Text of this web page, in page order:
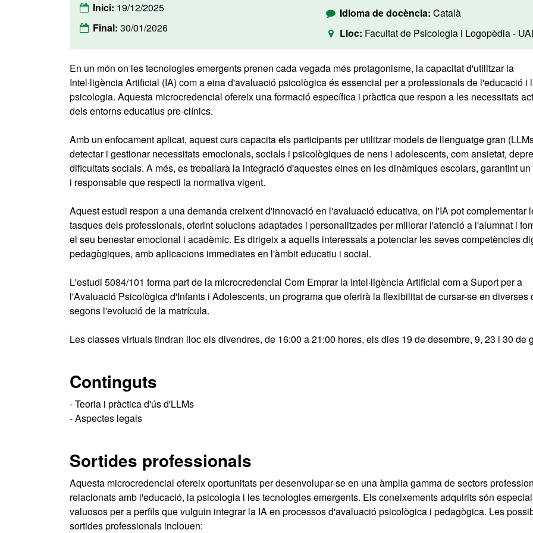
Inici: 19/12/2025
Final: 30/01/2026
Idioma de docència: Català
Lloc: Facultat de Psicologia i Logopèdia -
En un món on les tecnologies emergents prenen cada vegada més protagonisme, la capacitat d'utilitzar la
Intel·ligència Artificial (IA) com a eina d'avaluació psicològica és essencial per a professionals de l'educació i
psicologia. Aquesta microcredencial ofereix una formació específica i pràctica que respon a les necessitats
dels entorns educatius pre-clínics.
Amb un enfocament aplicat, aquest curs capacita els participants per utilitzar models de llenguatge gran
detectar i gestionar necessitats emocionals, socials i psicològiques de nens i adolescents, com ansietat,
dificultats socials. A més, es treballarà la integració d'aquestes eines en les dinàmiques escolars, garantint
i responsable que respecti la normativa vigent.
Aquest estudi respon a una demanda creixent d'innovació en l'avaluació educativa, on l'IA pot complementar
tasques dels professionals, oferint solucions adaptades i personalitzades per millorar l'atenció a l'alumnat i
el seu benestar emocional i acadèmic. Es dirigeix a aquells interessats a potenciar les seves competències
pedagògiques, amb aplicacions immediates en l'àmbit educatiu i social.
L'estudi 5084/101 forma part de la microcredencial Com Emprar la Intel·ligència Artificial com a Suport per a
l'Avaluació Psicològica d'Infants i Adolescents, un programa que oferirà la flexibilitat de cursar-se en diverses
segons l'evolució de la matrícula.
Les classes virtuals tindran lloc els divendres, de 16:00 a 21:00 hores, els dies 19 de desembre, 9, 23 i 30 de
Continguts
- Teoria i pràctica d'ús d'LLMs
- Aspectes legals
Sortides professionals
Aquesta microcredencial ofereix oportunitats per desenvolupar-se en una àmplia gamma de sectors
relacionats amb l'educació, la psicologia i les tecnologies emergents. Els coneixements adquirits són
valuosos per a perfils que vulguin integrar la IA en processos d'avaluació psicològica i pedagògica. Les
sortides professionals inclouen: